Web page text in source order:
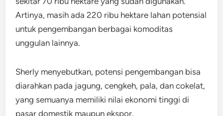
Artinya, masih ada 220 ribu hektare lahan potensial
untuk pengembangan berbagai komoditas
unggulan lainnya.
Sherly menyebutkan, potensi pengembangan bisa
diarahkan pada jagung, cengkeh, pala, dan cokelat,
yang semuanya memiliki nilai ekonomi tinggi di
pasar domestik maupun ekspor.